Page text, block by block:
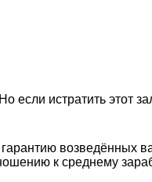
если истратить этот
возведённых
к среднему